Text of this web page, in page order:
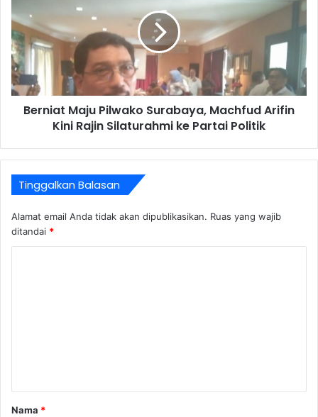
Berniat Maju Pilwako Surabaya, Machfud Arifin
Kini Rajin Silaturahmi ke Partai Politik
Tinggalkan Balasan
Alamat email Anda tidak akan dipublikasikan. Ruas yang wajib
ditandai *
r
Nama *